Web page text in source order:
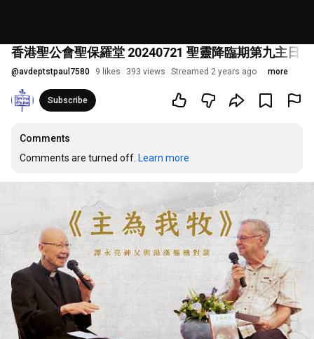
香港聖公會聖保羅堂 20240721 聖靈降臨期第九主日
@avdeptstpaul7580 9 likes 393 views Streamed 2 years ago more
Subscribe
Comments
Comments are turned off. Learn more